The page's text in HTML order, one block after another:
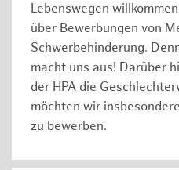
Lebenswegen
über Bewerbungen von
Schwerbehinderung.
macht uns aus! Darüber
der HPA die
möchten wir
zu bewerben.